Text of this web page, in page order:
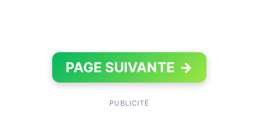
PAGE SUIVANTE →
PUBLICITÉ